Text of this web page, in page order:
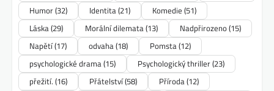
Humor(32) Identita(21) Komedie (51)
Láska(29) Morální dilemata(13) Nadpřirozeno(15)
Napětí(17) odvaha(18) Pomsta(12)
psychologické drama(15) Psychologický thriller(23)
přežití. (16) Přátelství(58) Příroda(12)